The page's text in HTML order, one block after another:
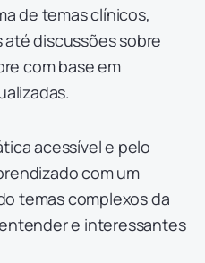
de temas clínicos,
discussões sobre
com base em
acessível e pelo
com um
temas complexos da
e interessantes